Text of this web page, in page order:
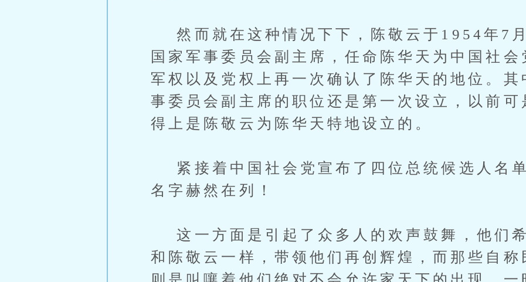
然而就在这种情况下下，陈敬云于1954年7
国家军事委员会副主席，任命陈华天为中国社会
军权以及党权上再一次确认了陈华天的地位。其
事委员会副主席的职位还是第一次设立，以前可
得上是陈敬云为陈华天特地设立的。
紧接着中国社会党宣布了四位总统候选人名
名字赫然在列！
这一方面是引起了众多人的欢声鼓舞，他们
和陈敬云一样，带领他们再创辉煌，而那些自称